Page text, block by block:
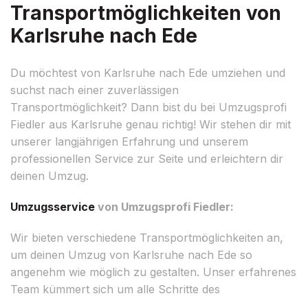
Transportmöglichkeiten von
Karlsruhe nach Ede
Du möchtest von Karlsruhe nach Ede umziehen und
suchst nach einer zuverlässigen
Transportmöglichkeit? Dann bist du bei Umzugsprofi
Fiedler aus Karlsruhe genau richtig! Wir stehen dir mit
unserer langjährigen Erfahrung und unserem
professionellen Service zur Seite und erleichtern dir
deinen Umzug.
Umzugsservice von Umzugsprofi Fiedler:
Wir bieten verschiedene Transportmöglichkeiten an,
um deinen Umzug von Karlsruhe nach Ede so
angenehm wie möglich zu gestalten. Unser erfahrenes
Team kümmert sich um alle Schritte des